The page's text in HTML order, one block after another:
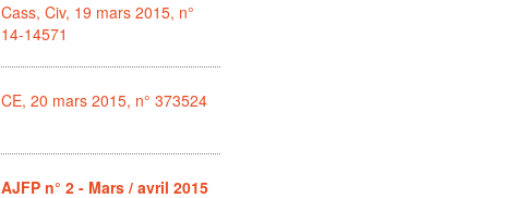
Cass, Civ, 19 mars 2015, n°
14-14571
CE, 20 mars 2015, n° 373524
AJFP n° 2 - Mars / avril 2015